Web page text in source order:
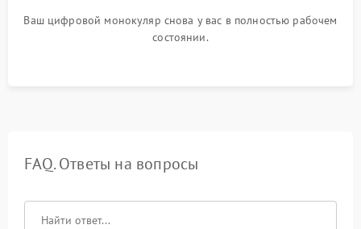
Ваш цифровой монокуляр снова у вас в полностью рабочем
состоянии.
FAQ. Ответы на вопросы